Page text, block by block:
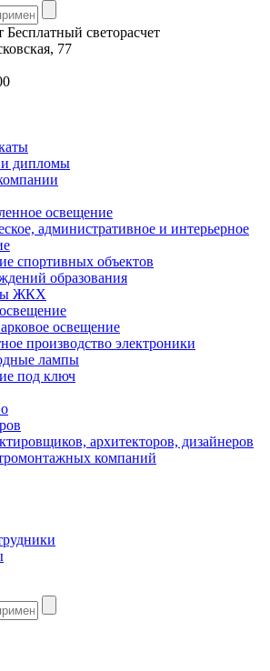
Бесплатный светорасчет
77
дипломы
освещение
административное и интерьерное
спортивных объектов
образования
ЖКХ
освещение
производство электроники
лампы
под ключ
архитекторов, дизайнеров
компаний